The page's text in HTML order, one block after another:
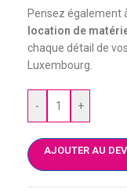
Pensez également
location de
chaque détail de
Luxembourg.
- +
AJOUTER AU